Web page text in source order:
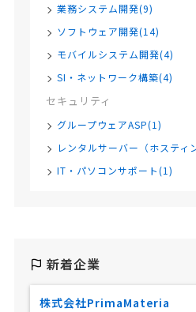
業務システム開発(9)
ソフトウェア開発(14)
モバイルシステム開発(4)
SI・ネットワーク構築(4)
セキュリティ
グループウェアASP(1)
レンタルサーバー（ホスティ
IT・パソコンサポート(1)
新着企業
株式会社PrimaMateria